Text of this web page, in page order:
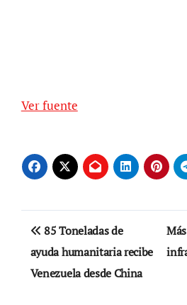
Ver fuente
Navegación
de
entradas
85 Toneladas de
ayuda humanitaria recibe
Venezuela desde China